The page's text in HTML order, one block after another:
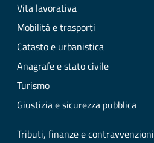
Vita lavorativa
Mobilità e trasporti
Catasto e urbanistica
Anagrafe e stato civile
Turismo
Giustizia e sicurezza pubblica
Tributi, finanze e contravvenzioni